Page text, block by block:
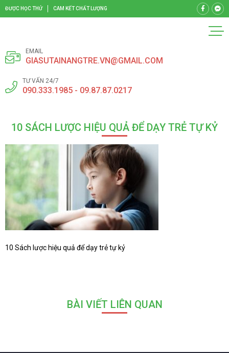
ĐƯỢC HỌC THỬ CAM KẾT CHẤT LƯỢNG
EMAIL
GIASUTAINANGTRE.VN@GMAIL.COM
TƯ VẤN 24/7
090.333.1985 - 09.87.87.0217
10 SÁCH LƯỢC HIỆU QUẢ ĐỂ DẠY TRẺ TỰ KỶ
10 Sách lược hiệu quả để dạy trẻ tự kỷ
BÀI VIẾT LIÊN QUAN